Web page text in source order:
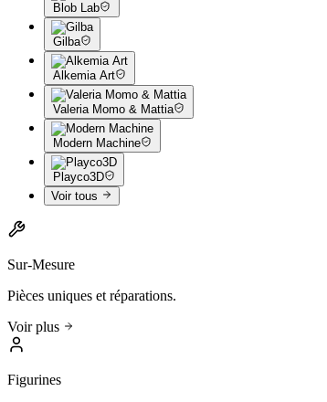
Blob Lab
Gilba
Alkemia Art
Valeria Momo & Mattia
Modern Machine
Playco3D
Voir tous
Sur-Mesure
Pièces uniques et réparations.
Voir plus
Figurines